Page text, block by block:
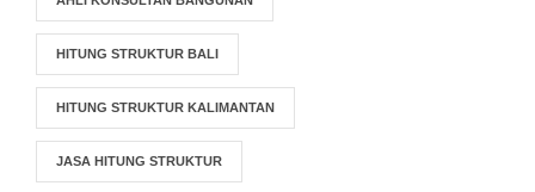
HITUNG STRUKTUR BALI
HITUNG STRUKTUR KALIMANTAN
JASA HITUNG STRUKTUR